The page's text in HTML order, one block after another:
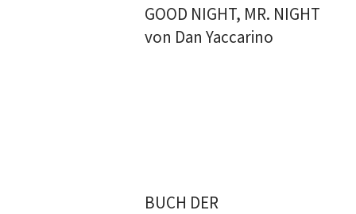
GOOD NIGHT, MR. NIGHT
von Dan Yaccarino
BUCH DER